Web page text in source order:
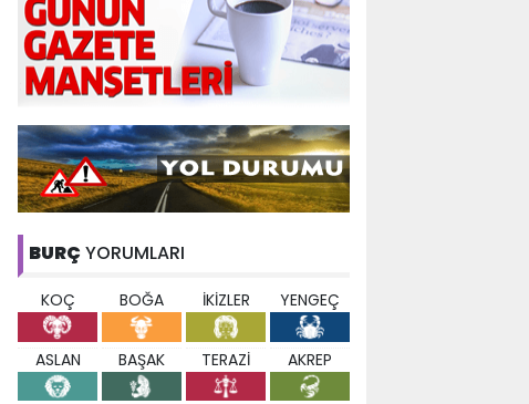
BURÇ YORUMLARI
KOÇ BOĞA İKİZLER YENGEÇ
ASLAN BAŞAK TERAZİ AKREP